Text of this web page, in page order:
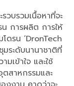
วบรวมเนื้อหาที่จะ
การผลิต การให้
ดรน ‘DronTech
มระดับนานาชาติที่
เข้าใจ และใช้
ตสาหกรรมและ